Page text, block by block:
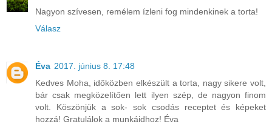
Nagyon szívesen, remélem ízleni fog mindenkinek a torta!
Válasz
Éva 2017. június 8. 17:48
Kedves Moha, időközben elkészült a torta, nagy sikere volt,
bár csak megközelítően lett ilyen szép, de nagyon finom
volt. Köszönjük a sok- sok csodás receptet és képeket
hozzá! Gratulálok a munkáidhoz! Éva